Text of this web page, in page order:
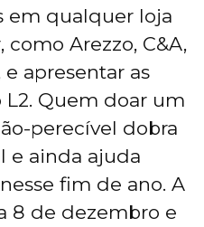
em qualquer loja
Arezzo, C&A,
apresentar as
L2. Quem doar um
perecível dobra
e ainda ajuda
fim de ano. A
8 de dezembro e